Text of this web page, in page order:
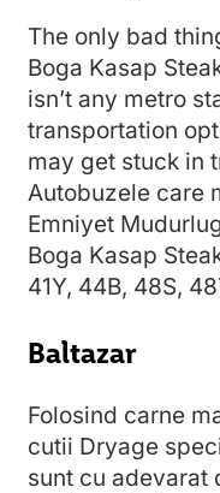
The only bad
Boga Kasap
isn’t any metro
transportation
may get stuck in
Autobuzele care
Emniyet
Boga Kasap
41Y, 44B, 48S,
Baltazar
Folosind carne
cutii Dryage
sunt cu adevarat